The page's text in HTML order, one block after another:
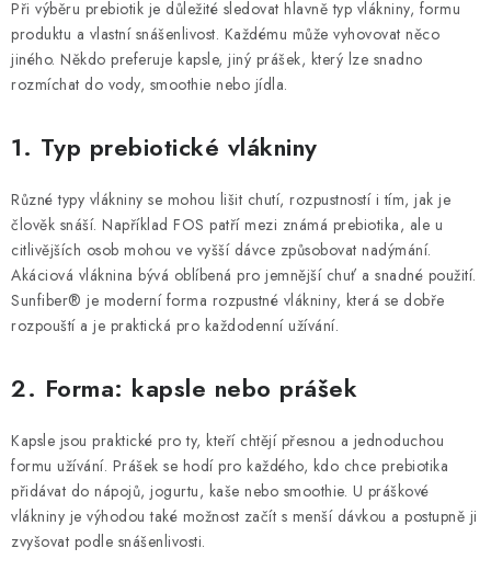
Při výběru prebiotik je důležité sledovat hlavně typ vlákniny, formu
produktu a vlastní snášenlivost. Každému může vyhovovat něco
jiného. Někdo preferuje kapsle, jiný prášek, který lze snadno
rozmíchat do vody, smoothie nebo jídla.
1. Typ prebiotické vlákniny
Různé typy vlákniny se mohou lišit chutí, rozpustností i tím, jak je
člověk snáší. Například FOS patří mezi známá prebiotika, ale u
citlivějších osob mohou ve vyšší dávce způsobovat nadýmání.
Akáciová vláknina bývá oblíbená pro jemnější chuť a snadné použití.
Sunfiber® je moderní forma rozpustné vlákniny, která se dobře
rozpouští a je praktická pro každodenní užívání.
2. Forma: kapsle nebo prášek
Kapsle jsou praktické pro ty, kteří chtějí přesnou a jednoduchou
formu užívání. Prášek se hodí pro každého, kdo chce prebiotika
přidávat do nápojů, jogurtu, kaše nebo smoothie. U práškové
vlákniny je výhodou také možnost začít s menší dávkou a postupně ji
zvyšovat podle snášenlivosti.